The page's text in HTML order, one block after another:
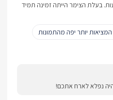
בעלת הצימר הייתה זמינה תמיד
המציאות יותר יפה מהתמונות
נפלא לארח אתכם!